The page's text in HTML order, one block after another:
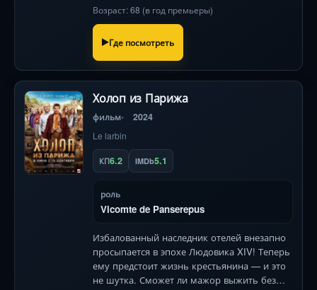
Возраст: 68 (в год премьеры)
Где посмотреть
Холоп из Парижа
фильм 2024
Le larbin
КП6.2 IMDb5.1
роль
Vicomte de Panserepus
Избалованный наследник отелей внезапно
просыпается в эпохе Людовика XIV! Теперь
ему предстоит жизнь крестьянина — и это
не шутка. Сможет ли мажор выжить без